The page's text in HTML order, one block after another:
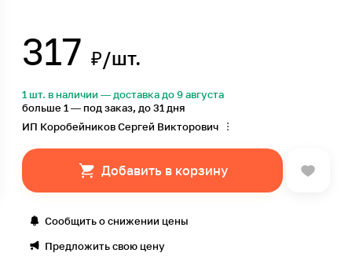
317 ₽/шт.
1 шт. в наличии — доставка до 9 августа
больше 1 — под заказ, до 31 дня
ИП Коробейников Сергей Викторович
Добавить в корзину
Сообщить о снижении цены
Предложить свою цену